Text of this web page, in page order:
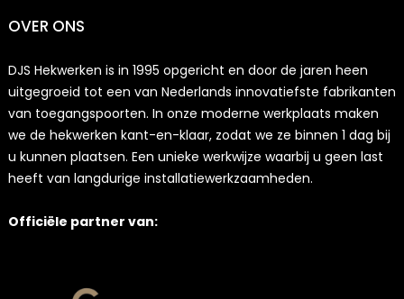
OVER ONS
DJS Hekwerken is in 1995 opgericht en door de jaren heen
uitgegroeid tot een van Nederlands innovatiefste fabrikanten
van toegangspoorten. In onze moderne werkplaats maken
we de hekwerken kant-en-klaar, zodat we ze binnen 1 dag bij
u kunnen plaatsen. Een unieke werkwijze waarbij u geen last
heeft van langdurige installatiewerkzaamheden.
Officiële partner van: